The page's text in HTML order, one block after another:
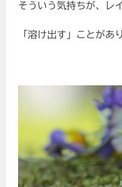
そういう気持ちが、レ
「溶け出す」ことがあ